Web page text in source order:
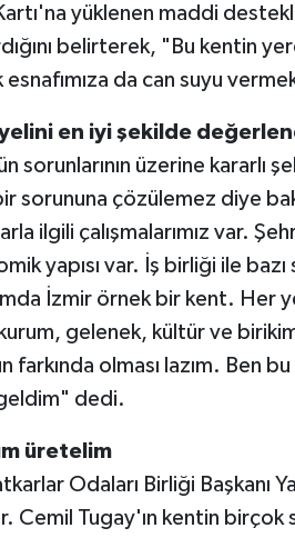
yüklenen maddi
belirterek, "Bu kentin
da can suyu
en iyi şekilde
sorunlarının üzerine kararlı
sorununa çözülemez diye
ilgili çalışmalarımız var.
yapısı var. İş birliği ile bazı
İzmir örnek bir kent. Her
gelenek, kültür ve
farkında olması lazım. Ben
dedi.
üretelim
Odaları Birliği Başkanı
Cemil Tugay'ın kentin